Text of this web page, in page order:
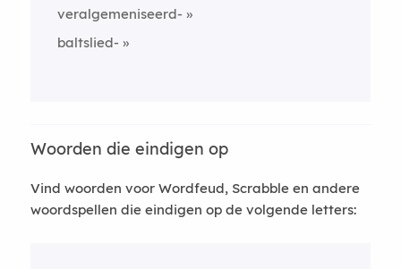
veralgemeniseerd-
baltslied-
Woorden die eindigen op
Vind woorden voor Wordfeud, Scrabble en andere
woordspellen die eindigen op de volgende letters: